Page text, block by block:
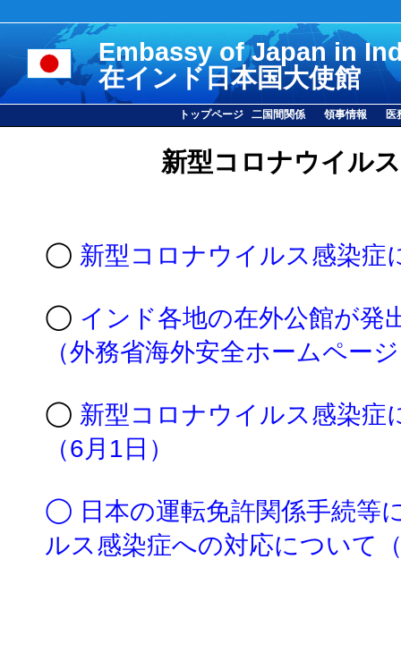
Embassy of Japan in
在インド日本国大使館
新型コロナウイル
◯ 新型コロナウイルス感染症
◯ インド各地の在外公館が発
（外務省海外安全ホームペー
◯ 新型コロナウイルス感染症
（6月1日）
◯ 日本の運転免許関係手続等
ルス感染症への対応について
トップページ 二国間関係 領事情報 医